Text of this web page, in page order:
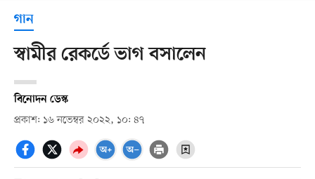
গান
স্বামীর রেকর্ডে ভাগ বসালেন
বিনোদন ডেস্ক
প্রকাশ: ১৬ নভেম্বর ২০২২, ১০: ৪৭